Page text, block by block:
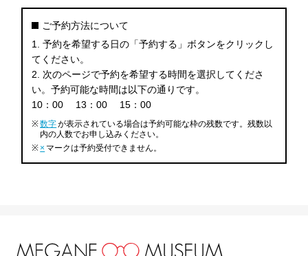
ご予約方法について
1. 予約を希望する日の「予約する」ボタンをクリックし
てください。
2. 次のページで予約を希望する時間を選択してくださ
い。予約可能な時間は以下の通りです。
10：00
13：00 15：00
※数字が表示されている場合は予約可能な枠の残数です。残数以
内の人数でお申し込みください。
※ × マークは予約受付できません。